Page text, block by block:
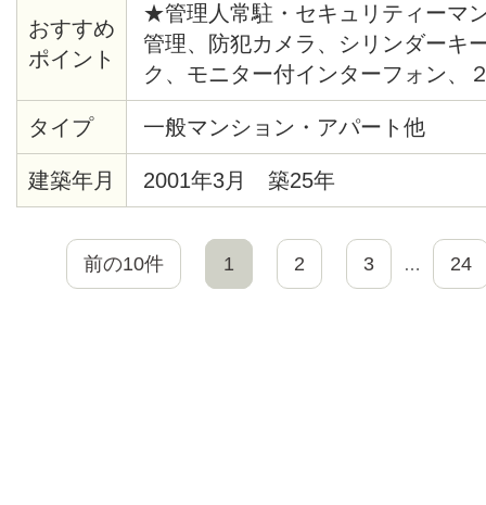
おすすめ
ポイント
★管理人常駐・セキュリティー
管理、防犯カメラ、シリンダーキ
ク、モニター付インターフォン、
システム給湯、バストイレ別、洗
ー、クッションフロア、各居室照
ト、シューズボックス、エレベー
ー、ゴミ置場、駐輪場、地上デジ
ムキッチン、２４時間ゴミ出し可
場
タイプ 一般マンション・アパート他
建築年月 2001年3月 築25年
前の10件 1 2 3 … 24